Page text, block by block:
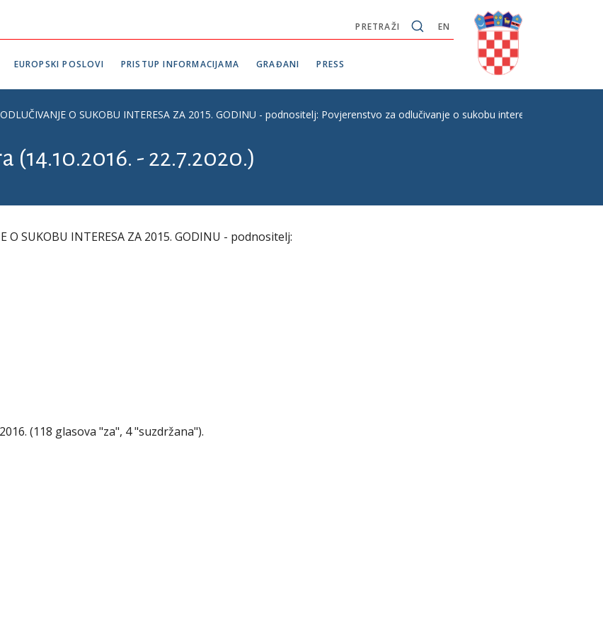
EN
PRETRAŽI
EUROPSKI POSLOVI PRISTUP INFORMACIJAMA GRAĐANI PRESS
ODLUČIVANJE O SUKOBU INTERESA ZA 2015. GODINU - podnositelj: Povjerenstvo za odlučivanje o sukobu interesa
(14.10.2016. - 22.7.2020.)
O SUKOBU INTERESA ZA 2015. GODINU - podnositelj:
(118 glasova "za", 4 "suzdržana").